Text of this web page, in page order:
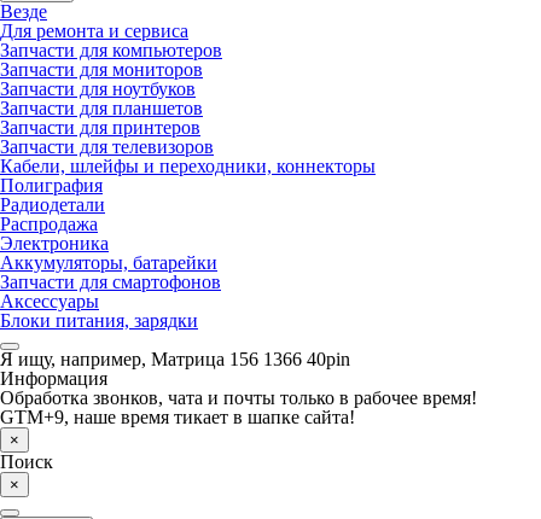
Везде
Для ремонта и сервиса
Запчасти для компьютеров
Запчасти для мониторов
Запчасти для ноутбуков
Запчасти для планшетов
Запчасти для принтеров
Запчасти для телевизоров
Кабели, шлейфы и переходники, коннекторы
Полиграфия
Радиодетали
Распродажа
Электроника
Аккумуляторы, батарейки
Запчасти для смартофонов
Аксессуары
Блоки питания, зарядки
Я ищу, например, Матрица 156 1366 40pin
Информация
Обработка звонков, чата и почты только в рабочее время!
GTM+9, наше время тикает в шапке сайта!
×
Поиск
×